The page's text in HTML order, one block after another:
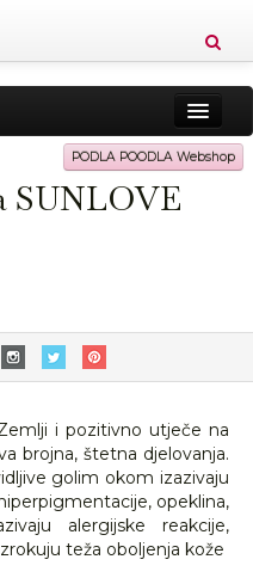
Zdravlje Vitkost
Putovanja Recepti
PODLA POODLA Webshop
SUNLOVE
i pozitivno utječe na
brojna, štetna djelovanja.
golim okom izazivaju
opeklina,
alergijske reakcije,
teža oboljenja kože